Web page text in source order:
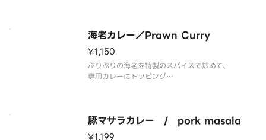
海老カレー／Prawn Curry
¥1,150
ぷりぷりの海老を特製のスパイスで炒めて、
専用カレーにトッピング
豚マサラカレー / pork masala
¥1,199